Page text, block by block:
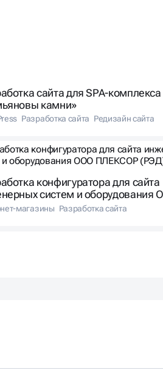
сайта для SPA-комплекса
камни»
Разработка сайта Редизайн сайта
конфигуратора для сайта
систем и оборудования
(РЭД)
магазины Разработка сайта